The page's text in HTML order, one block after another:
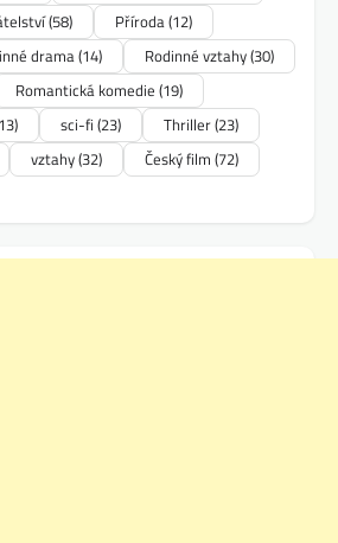
(58) Příroda(12)
drama(14) Rodinné vztahy(30)
Romantická komedie (19)
sci-fi (23) Thriller(23)
vztahy(32) Český film (72)